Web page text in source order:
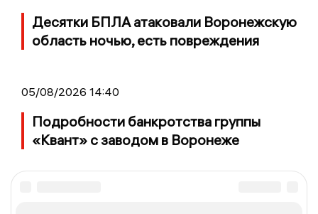
Десятки БПЛА атаковали Воронежскую
область ночью, есть повреждения
05/08/2026 14:40
Подробности банкротства группы
«Квант» с заводом в Воронеже